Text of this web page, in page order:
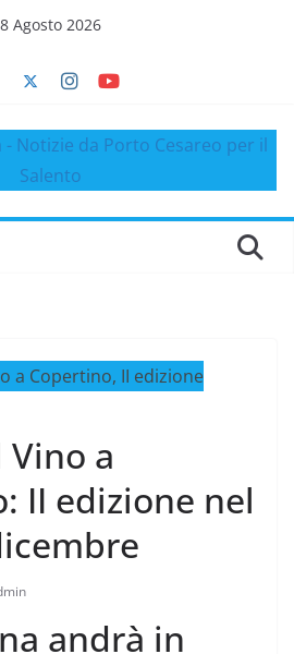
8 Agosto 2026
Vino a
II edizione nel
andrà in